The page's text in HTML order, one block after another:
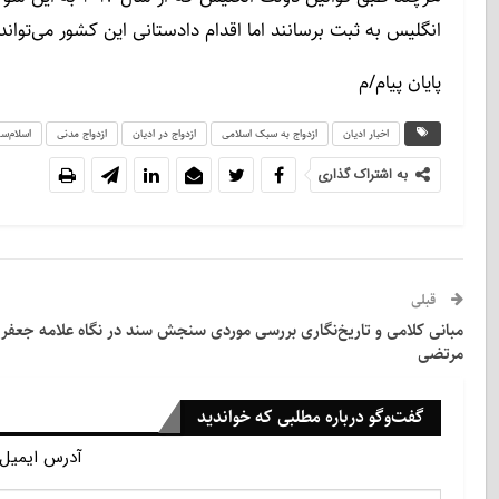
انگلیس به ثبت برسانند اما اقدام دادستانی این کشور
پایان پیام/م
اخبار ادیان ازدواج به سبک اسلامی ازدواج در ادیان ازدواج مدنی
به اشتراک گذاری
قبلی
مبانی کلامی و تاریخ‌نگاری بررسی موردی سنجش سند در نگاه علامه جعفر
مرتضی
گفت‌وگو درباره مطلبی که خواندید
آدرس